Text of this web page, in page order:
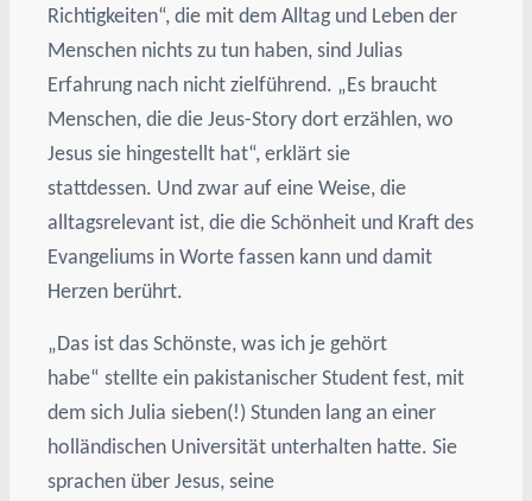
Richtigkeiten“, die mit dem Alltag und Leben der
Menschen nichts zu tun haben, sind Julias
Erfahrung nach nicht zielführend. „Es braucht
Menschen, die die Jeus-Story dort erzählen, wo
Jesus sie hingestellt hat“, erklärt sie
stattdessen. Und zwar auf eine Weise, die
alltagsrelevant ist, die die Schönheit und Kraft des
Evangeliums in Worte fassen kann und damit
Herzen berührt.
„Das ist das Schönste, was ich je gehört
habe“ stellte ein pakistanischer Student fest, mit
dem sich Julia sieben(!) Stunden lang an einer
holländischen Universität unterhalten hatte. Sie
sprachen über Jesus, seine